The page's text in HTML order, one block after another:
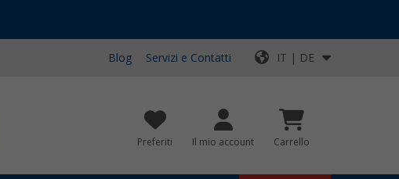
Blog Servizi e Contatti IT | DE
Preferiti Il mio account Carrello